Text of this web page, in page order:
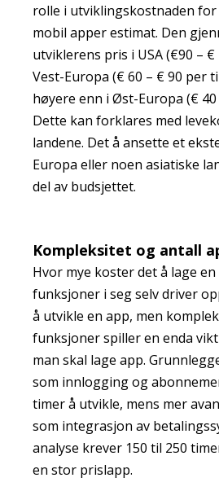
rolle i utviklingskostnaden
mobil apper estimat. Den
utviklerens pris i USA (€90 –
Vest-Europa (€ 60 – € 90 per
høyere enn i Øst-Europa (€
Dette kan forklares med
landene. Det å ansette et
Europa eller noen asiatiske
del av budsjettet.
Kompleksitet og antall
Hvor mye koster det å lage en
funksjoner i seg selv driver
å utvikle en app, men
funksjoner spiller en enda
man skal lage app.
som innlogging og
timer å utvikle, mens mer
som integrasjon av
analyse krever 150 til 250
en stor prislapp.